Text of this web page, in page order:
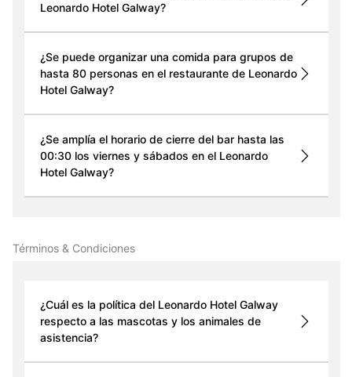
Leonardo Hotel Galway?
¿Se puede organizar una comida para grupos de
hasta 80 personas en el restaurante de Leonardo
Hotel Galway?
¿Se amplía el horario de cierre del bar hasta las
00:30 los viernes y sábados en el Leonardo
Hotel Galway?
Términos & Condiciones
¿Cuál es la política del Leonardo Hotel Galway
respecto a las mascotas y los animales de
asistencia?